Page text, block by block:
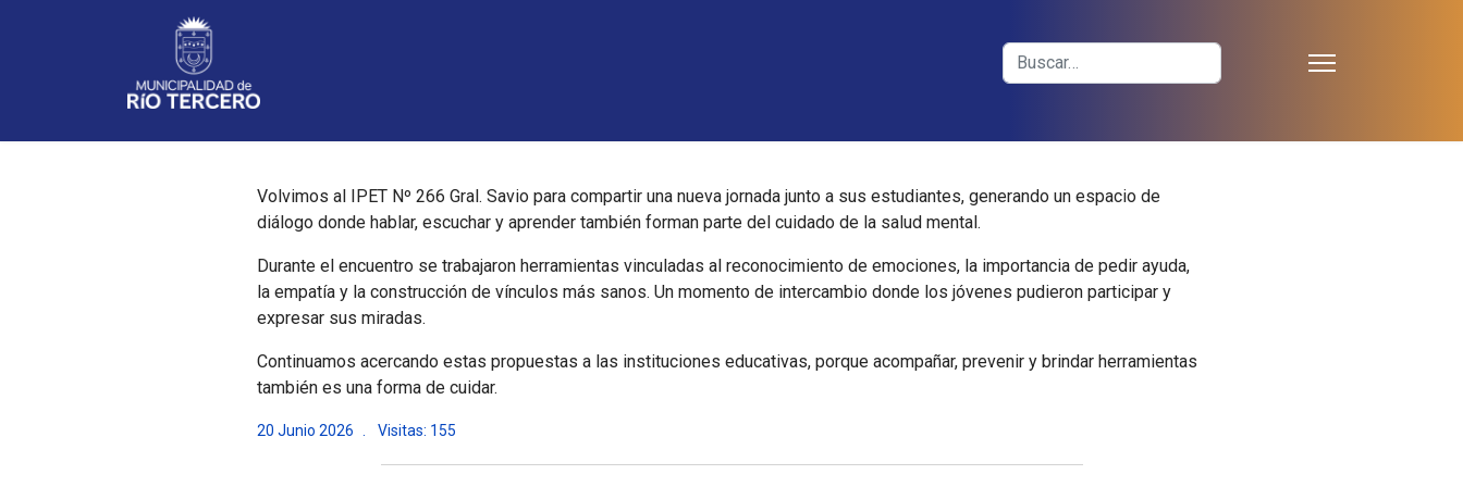
Buscar
Volvimos al IPET Nº 266 Gral. Savio para compartir una nueva jornada junto a sus estudiantes, generando un espacio de
diálogo donde hablar, escuchar y aprender también forman parte del cuidado de la salud mental.
Durante el encuentro se trabajaron herramientas vinculadas al reconocimiento de emociones, la importancia de pedir ayuda,
la empatía y la construcción de vínculos más sanos. Un momento de intercambio donde los jóvenes pudieron participar y
expresar sus miradas.
Continuamos acercando estas propuestas a las instituciones educativas, porque acompañar, prevenir y brindar herramientas
también es una forma de cuidar.
20 Junio 2026 Visitas: 155